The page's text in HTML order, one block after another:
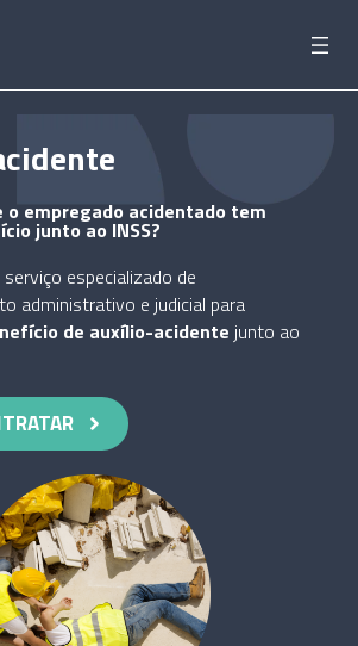
o empregado acidentado tem
junto ao INSS?
especializado de
administrativo e judicial para
de auxílio-acidente junto ao